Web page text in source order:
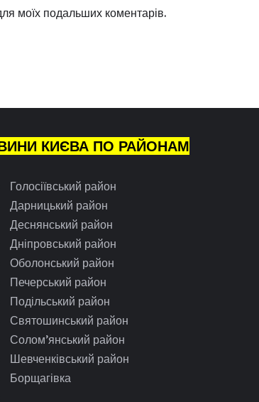
моїх подальших коментарів.
КИЄВА ПО РАЙОНАМ
Голосіївський район
Дарницький район
Деснянський район
Дніпровський район
Оболонський район
Печерський район
Подільський район
Святошинський район
Солом’янський район
Шевченківський район
Борщагівка